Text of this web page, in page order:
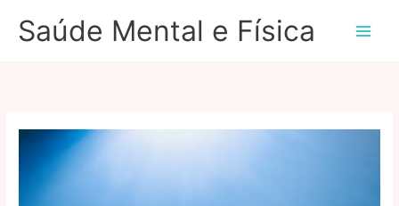
paraSaúde Mental e Física